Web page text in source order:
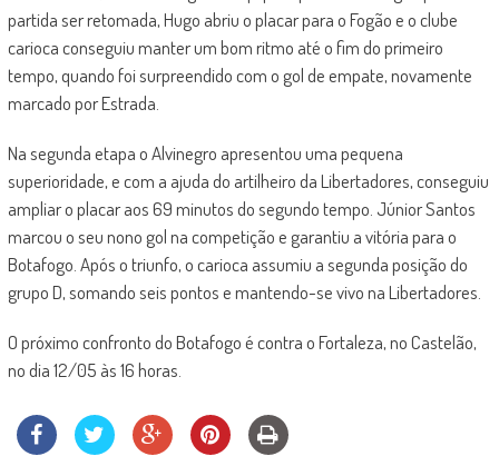
partida ser retomada, Hugo abriu o placar para o Fogão e o clube
carioca conseguiu manter um bom ritmo até o fim do primeiro
tempo, quando foi surpreendido com o gol de empate, novamente
marcado por Estrada.
Na segunda etapa o Alvinegro apresentou uma pequena
superioridade, e com a ajuda do artilheiro da Libertadores, conseguiu
ampliar o placar aos 69 minutos do segundo tempo. Júnior Santos
marcou o seu nono gol na competição e garantiu a vitória para o
Botafogo. Após o triunfo, o carioca assumiu a segunda posição do
grupo D, somando seis pontos e mantendo-se vivo na Libertadores.
O próximo confronto do Botafogo é contra o Fortaleza, no Castelão,
no dia 12/05 às 16 horas.